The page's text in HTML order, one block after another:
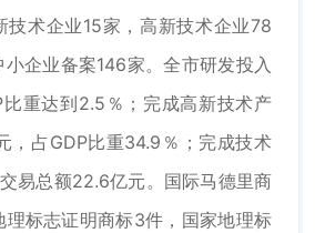
术企业15家，高新技术企业78
企业备案146家。全市研发投入
比重达到2.5％；完成高新技术产
，占GDP比重34.9％；完成技术
易总额22.6亿元。国际马德里商
理标志证明商标3件，国家地理标